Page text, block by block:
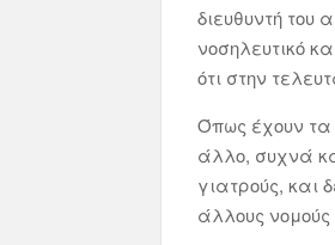
διευθυντή του
νοσηλευτικό
ότι στην
Όπως έχουν τα
άλλο, συχνά
γιατρούς, και
άλλους